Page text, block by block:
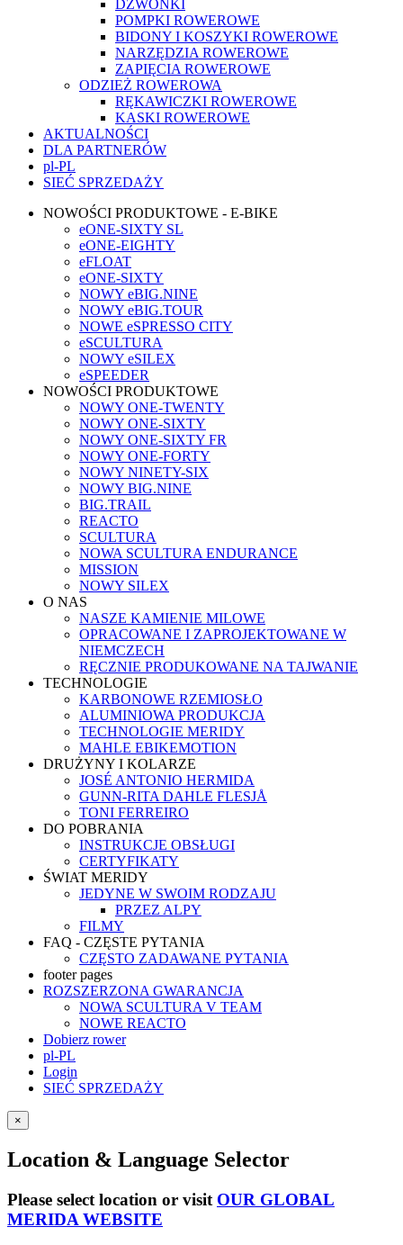
DZWONKI
POMPKI ROWEROWE
BIDONY I KOSZYKI ROWEROWE
NARZĘDZIA ROWEROWE
ZAPIĘCIA ROWEROWE
ODZIEŻ ROWEROWA
RĘKAWICZKI ROWEROWE
KASKI ROWEROWE
AKTUALNOŚCI
DLA PARTNERÓW
pl-PL
SIEĆ SPRZEDAŻY
NOWOŚCI PRODUKTOWE - E-BIKE
eONE-SIXTY SL
eONE-EIGHTY
eFLOAT
eONE-SIXTY
NOWY eBIG.NINE
NOWY eBIG.TOUR
NOWE eSPRESSO CITY
eSCULTURA
NOWY eSILEX
eSPEEDER
NOWOŚCI PRODUKTOWE
NOWY ONE-TWENTY
NOWY ONE-SIXTY
NOWY ONE-SIXTY FR
NOWY ONE-FORTY
NOWY NINETY-SIX
NOWY BIG.NINE
BIG.TRAIL
REACTO
SCULTURA
NOWA SCULTURA ENDURANCE
MISSION
NOWY SILEX
O NAS
NASZE KAMIENIE MILOWE
OPRACOWANE I ZAPROJEKTOWANE W
NIEMCZECH
RĘCZNIE PRODUKOWANE NA TAJWANIE
TECHNOLOGIE
KARBONOWE RZEMIOSŁO
ALUMINIOWA PRODUKCJA
TECHNOLOGIE MERIDY
MAHLE EBIKEMOTION
DRUŻYNY I KOLARZE
JOSÉ ANTONIO HERMIDA
GUNN-RITA DAHLE FLESJÅ
TONI FERREIRO
DO POBRANIA
INSTRUKCJE OBSŁUGI
CERTYFIKATY
ŚWIAT MERIDY
JEDYNE W SWOIM RODZAJU
PRZEZ ALPY
FILMY
FAQ - CZĘSTE PYTANIA
CZĘSTO ZADAWANE PYTANIA
footer pages
ROZSZERZONA GWARANCJA
NOWA SCULTURA V TEAM
NOWE REACTO
Dobierz rower
pl-PL
Login
SIEĆ SPRZEDAŻY
×
Location & Language Selector
Please select location or visit OUR GLOBAL
MERIDA WEBSITE